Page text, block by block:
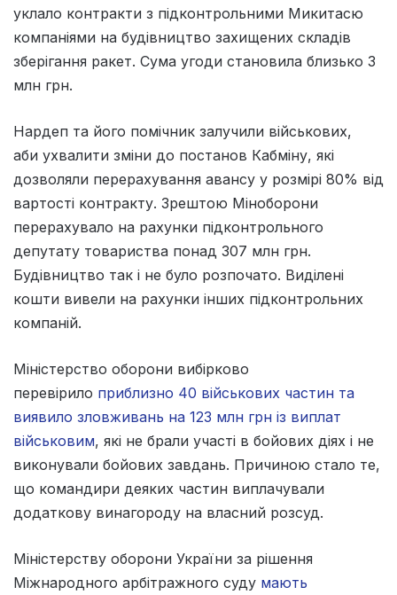
уклало контракти з підконтрольними Микитасю
компаніями на будівництво захищених складів
зберігання ракет. Сума угоди становила близько 3
млн грн.
Нардеп та його помічник залучили військових,
аби ухвалити зміни до постанов Кабміну, які
дозволяли перерахування авансу у розмірі 80% від
вартості контракту. Зрештою Міноборони
перерахувало на рахунки підконтрольного
депутату товариства понад 307 млн грн.
Будівництво так і не було розпочато. Виділені
кошти вивели на рахунки інших підконтрольних
компаній.
Міністерство оборони вибірково
перевірило приблизно 40 військових частин та
виявило зловживань на 123 млн грн із виплат
військовим, які не брали участі в бойових діях і не
виконували бойових завдань. Причиною стало те,
що командири деяких частин виплачували
додаткову винагороду на власний розсуд.
Міністерству оборони України за рішення
Міжнародного арбітражного суду мають